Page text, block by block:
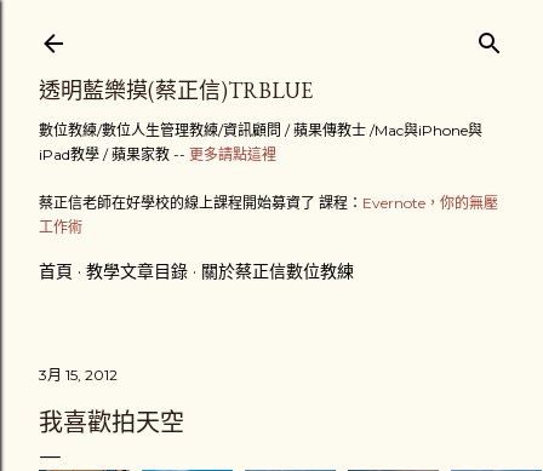
透明藍樂摸(蔡正信)TRBLUE
數位教練/數位人生管理教練/資訊顧問 / 蘋果傳教士 /Mac與iPhone與
iPad教學 / 蘋果家教 -- 更多請點這裡
蔡正信老師在好學校的線上課程開始募資了 課程： Evernote，你的無壓
工作術
首頁 教學文章目錄 關於蔡正信數位教練
3月 15, 2012
我喜歡拍天空